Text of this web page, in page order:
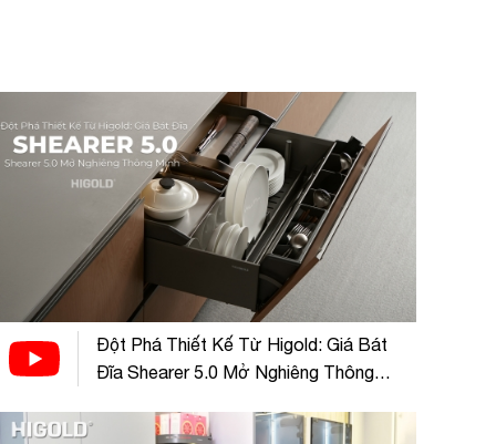
Đột Phá Thiết Kế Từ Higold: Giá Bát
Đĩa Shearer 5.0 Mở Nghiêng Thông